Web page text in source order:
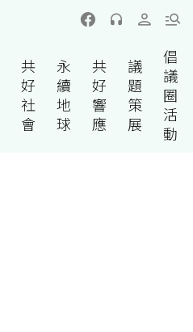
共
好
社
會
永
續
地
球
共
好
響
應
議
題
策
展
倡
議
圈
活
動